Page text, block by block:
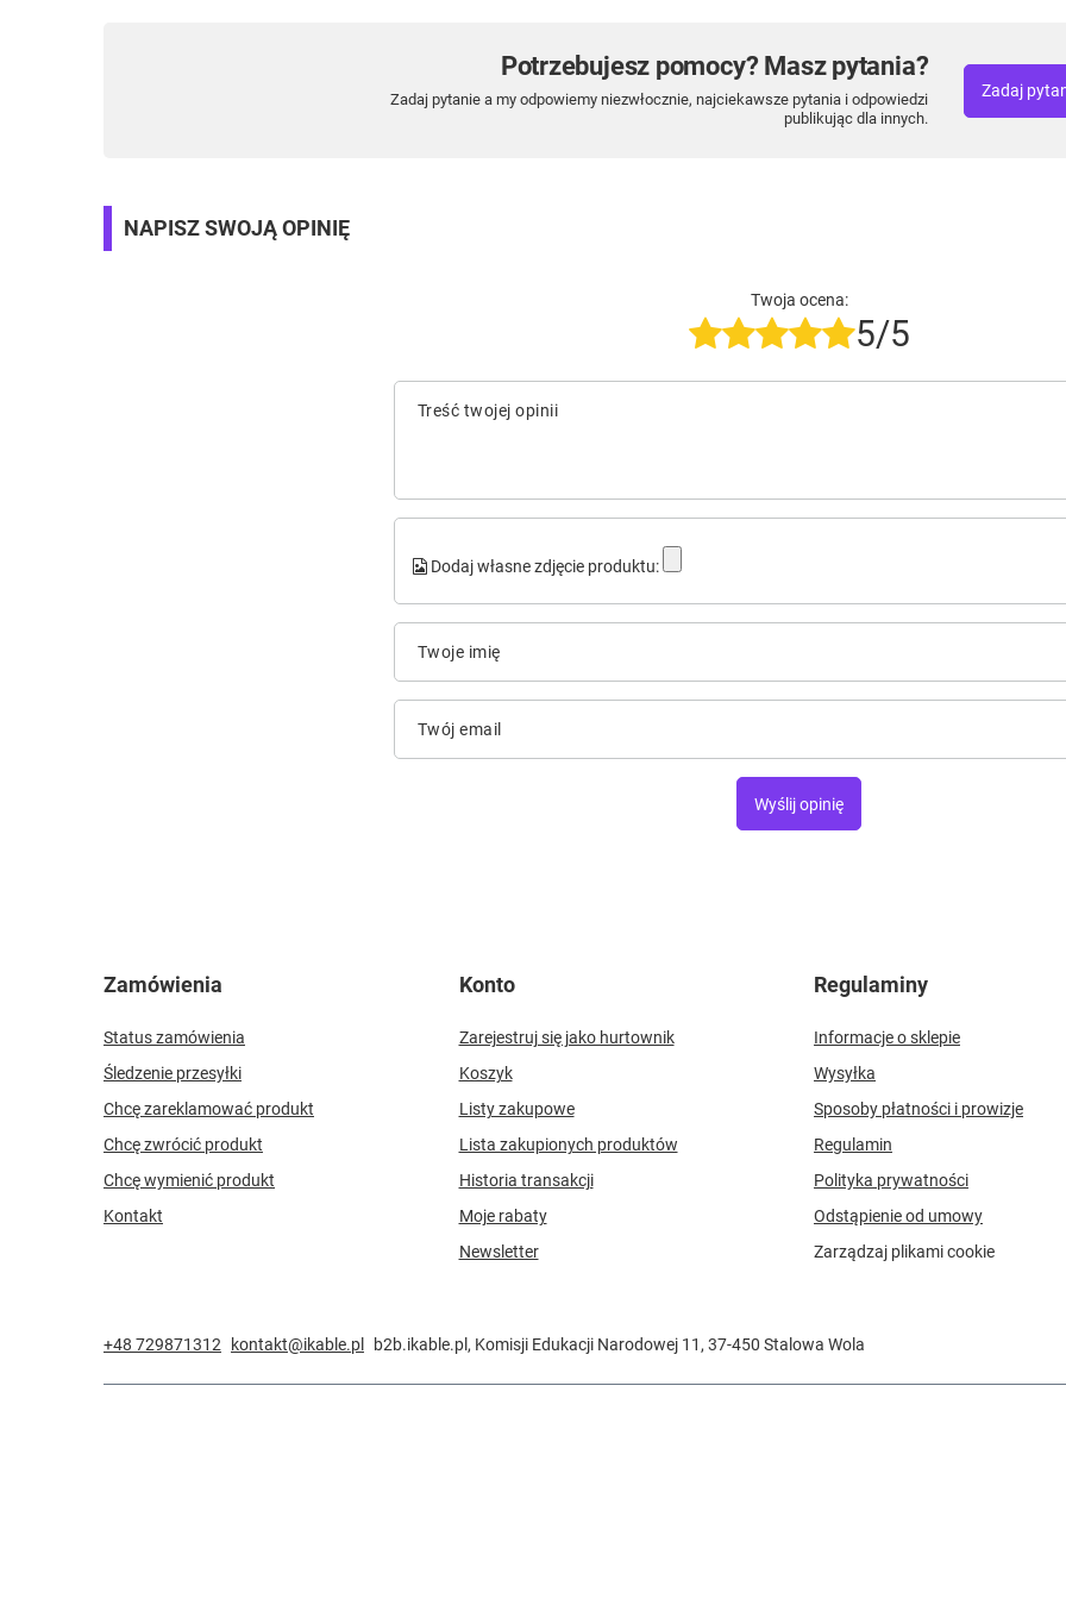
Potrzebujesz pomocy? Masz pytania?
Zadaj pytanie a my odpowiemy niezwłocznie, najciekawsze pytania i odpowiedzi
publikując dla innych.
Zadaj
NAPISZ SWOJĄ OPINIĘ
Twoja ocena:
5/5
Treść twojej opinii
Dodaj własne zdjęcie produktu:
Twoje imię
Twój email
Wyślij opinię
Zamówienia
Status zamówienia
Śledzenie przesyłki
Chcę zareklamować produkt
Chcę zwrócić produkt
Chcę wymienić produkt
Kontakt
Konto
Zarejestruj się jako hurtownik
Koszyk
Listy zakupowe
Lista zakupionych produktów
Historia transakcji
Moje rabaty
Newsletter
Regulaminy
Informacje o sklepie
Wysyłka
Sposoby płatności i prowizje
Regulamin
Polityka prywatności
Odstąpienie od umowy
Zarządzaj plikami cookie
+48 729871312 kontakt@ikable.pl b2b.ikable.pl , Komisji Edukacji Narodowej 11 , 37-450 Stalowa Wola